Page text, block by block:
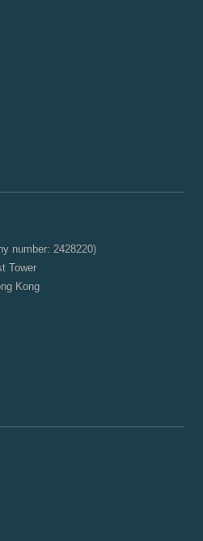
number: 2428220)
Tower
Kong